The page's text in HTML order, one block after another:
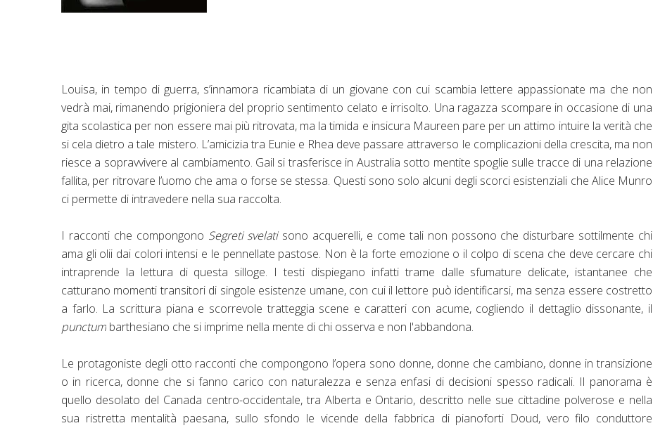
Louisa, in tempo di guerra, s’innamora ricambiata di un giovane con cui scambia lettere appassionate ma che non
vedrà mai, rimanendo prigioniera del proprio sentimento celato e irrisolto. Una ragazza scompare in occasione di una
gita scolastica per non essere mai più ritrovata, ma la timida e insicura Maureen pare per un attimo intuire la verità che
si cela dietro a tale mistero. L’amicizia tra Eunie e Rhea deve passare attraverso le complicazioni della crescita, ma non
riesce a sopravvivere al cambiamento. Gail si trasferisce in Australia sotto mentite spoglie sulle tracce di una relazione
fallita, per ritrovare l’uomo che ama o forse se stessa. Questi sono solo alcuni degli scorci esistenziali che Alice Munro
ci permette di intravedere nella sua raccolta.
I racconti che compongono Segreti svelati sono acquerelli, e come tali non possono che disturbare sottilmente chi
ama gli olii dai colori intensi e le pennellate pastose. Non è la forte emozione o il colpo di scena che deve cercare chi
intraprende la lettura di questa silloge. I testi dispiegano infatti trame dalle sfumature delicate, istantanee che
catturano momenti transitori di singole esistenze umane, con cui il lettore può identificarsi, ma senza essere costretto
a farlo. La scrittura piana e scorrevole tratteggia scene e caratteri con acume, cogliendo il dettaglio dissonante, il
punctum barthesiano che si imprime nella mente di chi osserva e non l'abbandona.
Le protagoniste degli otto racconti che compongono l’opera sono donne, donne che cambiano, donne in transizione
o in ricerca, donne che si fanno carico con naturalezza e senza enfasi di decisioni spesso radicali. Il panorama è
quello desolato del Canada centro-occidentale, tra Alberta e Ontario, descritto nelle sue cittadine polverose e nella
sua ristretta mentalità paesana, sullo sfondo le vicende della fabbrica di pianoforti Doud, vero filo conduttore